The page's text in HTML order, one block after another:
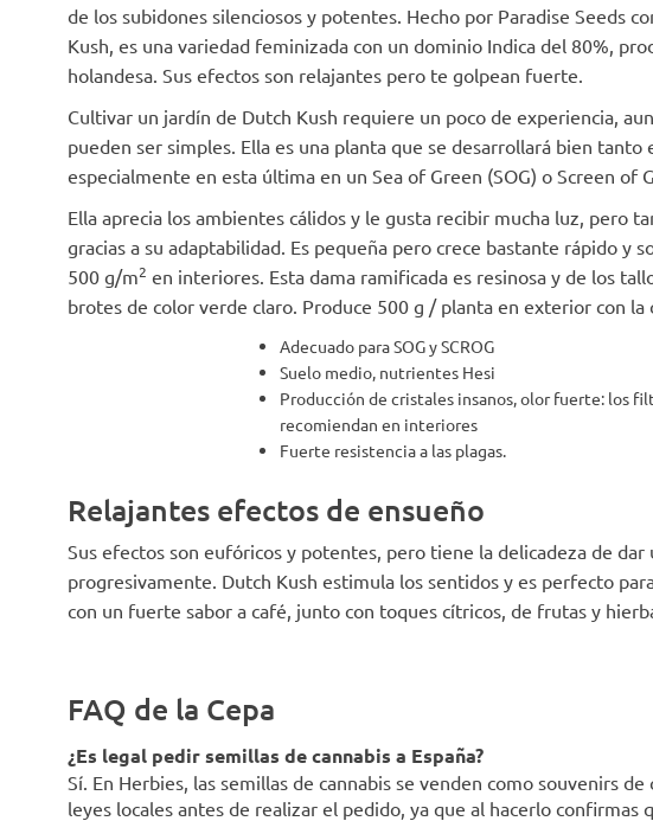
de los subidones silenciosos y potentes. Hecho por Paradise Seeds
Kush, es una variedad feminizada con un dominio Indica del 80%,
holandesa. Sus efectos son relajantes pero te golpean fuerte.
Cultivar un jardín de Dutch Kush requiere un poco de experiencia,
pueden ser simples. Ella es una planta que se desarrollará bien
especialmente en esta última en un Sea of ​​Green (SOG) o Screen of
Ella aprecia los ambientes cálidos y le gusta recibir mucha luz, pero
gracias a su adaptabilidad. Es pequeña pero crece bastante rápido y
500 g/m2 en interiores. Esta dama ramificada es resinosa y de los
brotes de color verde claro. Produce 500 g / planta en exterior con la
Adecuado para SOG y SCROG
Suelo medio, nutrientes Hesi
Producción de cristales insanos, olor fuerte: los
recomiendan en interiores
Fuerte resistencia a las plagas.
Relajantes efectos de ensueño
Sus efectos son eufóricos y potentes, pero tiene la delicadeza de
progresivamente. Dutch Kush estimula los sentidos y es perfecto
con un fuerte sabor a café, junto con toques cítricos, de frutas y
FAQ de la Cepa
¿Es legal pedir semillas de cannabis a España?
Sí. En Herbies, las semillas de cannabis se venden como souvenirs
leyes locales antes de realizar el pedido, ya que al hacerlo confirmas